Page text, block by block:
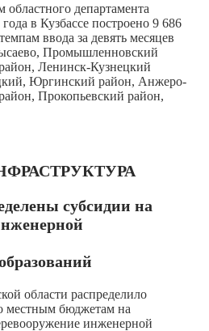
департамента
года в Кузбассе построено 9 686
ввода за девять месяцев
Промышленновский
Ленинск-Кузнецкий
Юргинский район, Анжеро-
Прокопьевский район,
субсидии на
области распределило
местным бюджетам на
инженерной